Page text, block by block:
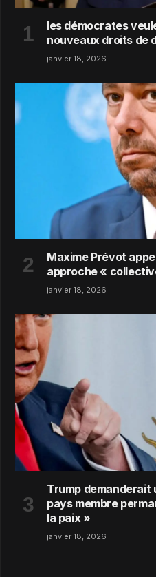
les démocrates
nouveaux droits de
janvier 18, 2026
Maxime Prévot
approche «
janvier 18, 2026
Trump demanderait
pays membre
la paix »
janvier 18, 2026